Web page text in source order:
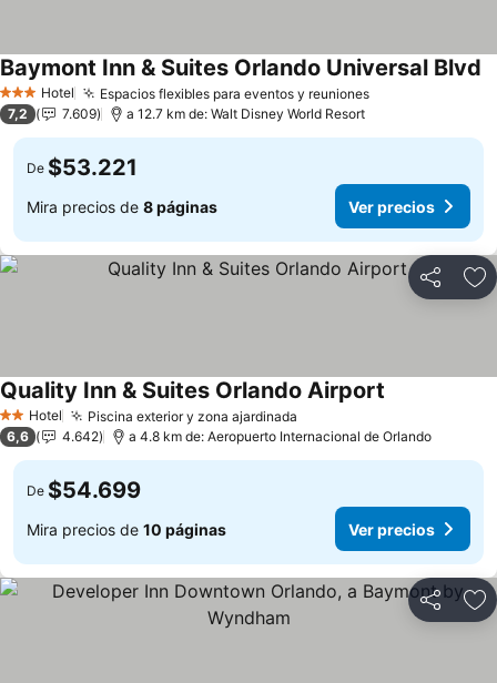
3 Estrellas
Hotel Espacios flexibles para eventos y reuniones
Baymont Inn & Suites Orlando Universal Blvd
7,2 7.609 a 12.7 km de: Walt Disney World Resort
De $53.221
Mira precios de 8 páginas Ver precios
Compartir
2 Estrellas
Hotel Piscina exterior y zona ajardinada
Quality Inn & Suites Orlando Airport
6,6 4.642 a 4.8 km de: Aeropuerto Internacional de Orlando
De $54.699
Mira precios de 10 páginas Ver precios
Compartir